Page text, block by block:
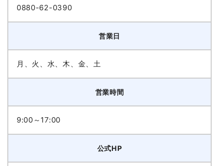
0880-62-0390
営業日
月、火、水、木、金、土
営業時間
9:00～17:00
公式HP